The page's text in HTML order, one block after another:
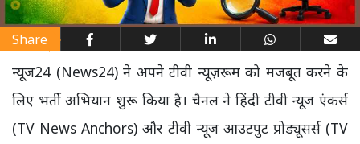
Share
न्यूज24 (News24) ने अपने टीवी न्यूज़रूम को मजबूत करने के
लिए भर्ती अभियान शुरू किया है। चैनल ने हिंदी टीवी न्यूज एंकर्स
(TV News Anchors) और टीवी न्यूज आउटपुट प्रोड्यूसर्स (TV